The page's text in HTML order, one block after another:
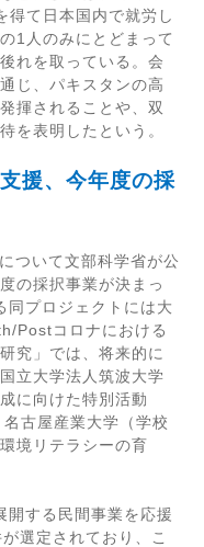
得て日本国内で就労し
1 人のみにとどまって
れを取っている。会
じ、パキスタンの高
揮されることや、双
を表明したという。
援、今年度の採
ついて文部科学省が公
の採択事業が決まっ
同プロジェクトには大
Postコロナにおける
究」では、将来的に
立大学法人筑波大学
に向けた特別活動
古屋産業大学（学校
境リテラシーの育
開する民間事業を応援
選定されており、こ